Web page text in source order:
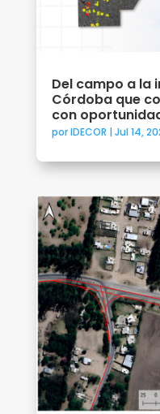
Del campo a la
Córdoba que
con
porIDECOR | Jul 14,